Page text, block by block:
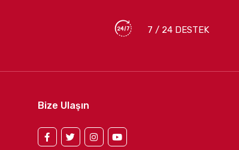
7 / 24 DESTEK
Bize Ulaşın